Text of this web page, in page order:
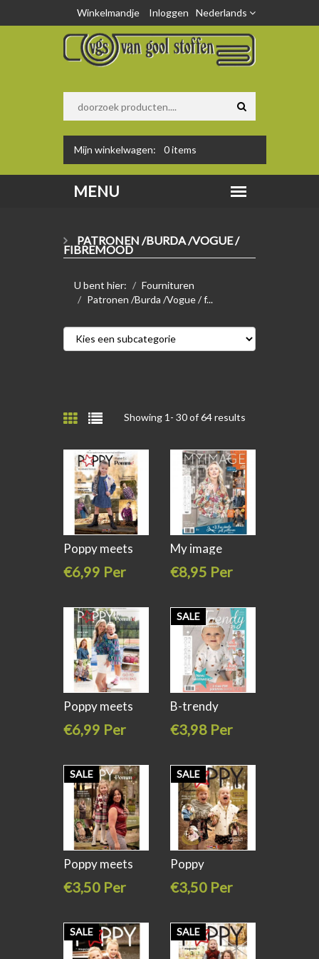
Nederlands
Winkelmandje Inloggen
Mijn winkelwagen: 0items
PATRONEN /BURDA /VOGUE /
FIBREMOOD
U bent hier:
Fournituren
Patronen /Burda /Vogue / f...
Showing 1- 30of 64 results
Poppy meets
€6,99 Per
My image
€8,95 Per
Poppy meets
€6,99 Per
SALE
B-trendy
€3,98 Per
SALE
Poppy meets
€3,50 Per
SALE
Poppy
23
€3,50 Per
SALE SALE